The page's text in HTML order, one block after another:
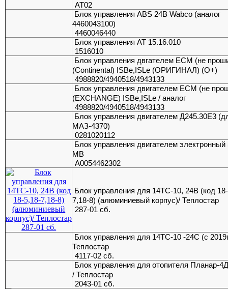
АТ02
Блок управления ABS 24В Wabco (аналог
4460043100)
4460046440
Блок управления АТ 15.16.010
1516010
Блок управления двгателем ECM (не
(Continental) ISBe,ISLe (ОРИГИНАЛ) (O+)
4988820/4940518/4943133
Блок управления двигателем ECM (не
(EXCHANGE) ISBe,ISLe / аналог
4988820/4940518/4943133
Блок управления двигателем Д245.30Е3
МАЗ-4370)
0281020112
Блок управления двигателем электронный
MB
А0054462302
Блок управления для 14ТС-10, 24В (код
7,18-8) (алюминиевый корпус)/ Теплостар
287-01 сб.
Блок управления для 14ТС-10 -24С (с
Теплостар
4117-02 сб.
Блок управления для отопителя Планар-
/ Теплостар
2043-01 сб.